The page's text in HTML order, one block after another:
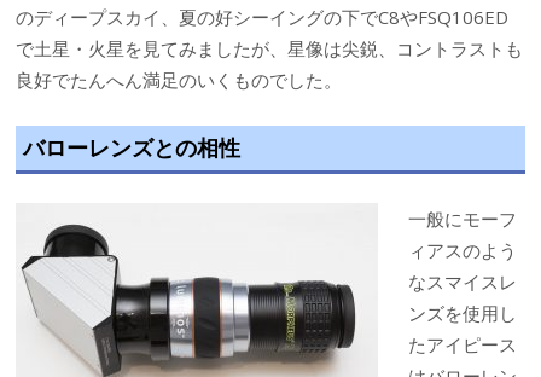
のディープスカイ、夏の好シーイングの下でC8やFSQ106ED
で土星・火星を見てみましたが、星像は尖鋭、コントラストも
良好でたんへん満足のいくものでした。
バローレンズとの相性
一般にモーフ
ィアスのよう
なスマイスレ
ンズを使用し
たアイピース